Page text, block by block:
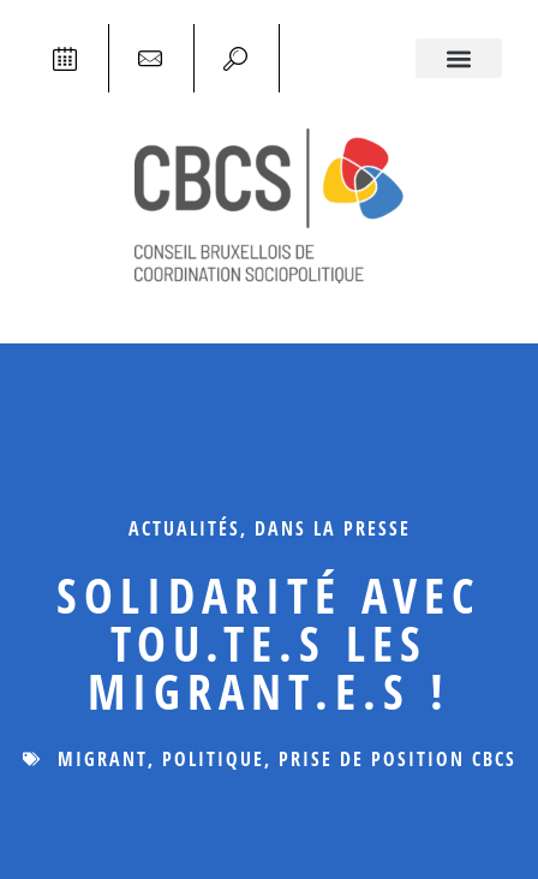
ACTUALITÉS, DANS LA PRESSE
SOLIDARITÉ AVEC
TOU.TE.S LES
MIGRANT.E.S !
MIGRANT, POLITIQUE, PRISE DE POSITION CBCS